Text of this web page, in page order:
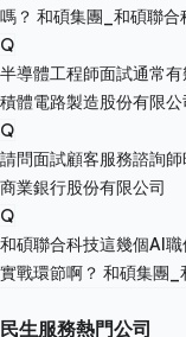
嗎？ 和碩集團_和碩聯合
Q
半導體工程師面試通常
積體電路製造股份有限公
Q
請問面試顧客服務諮詢
商業銀行股份有限公司
Q
和碩聯合科技這幾個AI
實戰環節啊？ 和碩集團_
民生服務熱門公司